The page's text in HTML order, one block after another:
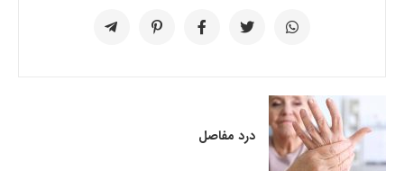
درد مفاصل